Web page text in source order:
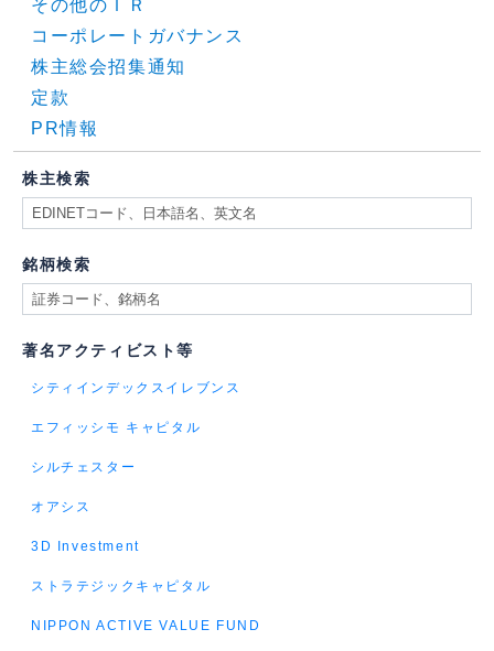
その他のＩＲ
コーポレートガバナンス
株主総会招集通知
定款
PR情報
株主検索
銘柄検索
著名アクティビスト等
シティインデックスイレブンス
エフィッシモ キャピタル
シルチェスター
オアシス
3D Investment
ストラテジックキャピタル
NIPPON ACTIVE VALUE FUND